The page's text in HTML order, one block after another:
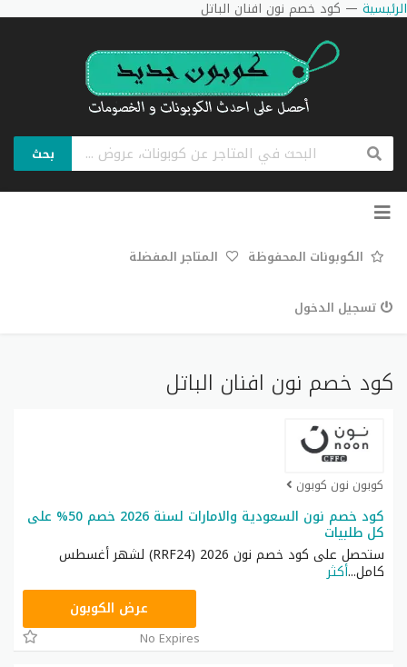
الرئيسية — كود خصم نون افنان الباتل
بحث
تخطي
الكوبونات المحفوظة المتاجر المفضلة
تسجيل الدخول
كود خصم نون افنان الباتل
كوبون نون كوبون
كود خصم نون السعودية والامارات لسنة 2026 خصم 50% على
كل طلبيات
ستحصل على كود خصم نون 2026 (RRF24) لشهر أغسطس
كامل...أكثر
RRF24عرض الكوبون
No Expires